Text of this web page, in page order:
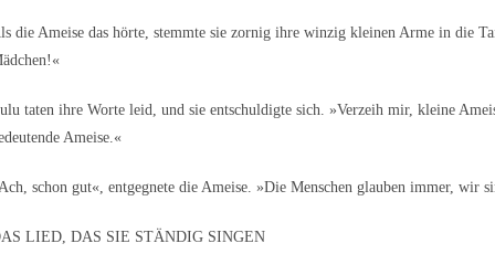
die Ameise das hörte, stemmte sie zornig ihre winzig kleinen Arme in die
taten ihre Worte leid, und sie entschuldigte sich. »Verzeih mir, kleine
Ameise.«
schon gut«, entgegnete die Ameise. »Die Menschen glauben immer, wir
LIED, DAS SIE STÄNDIG SINGEN